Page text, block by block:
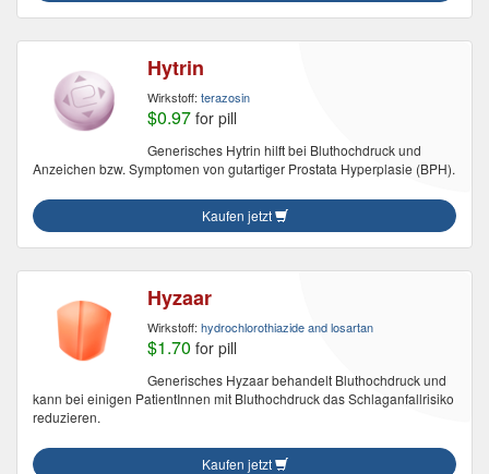
Hytrin
Wirkstoff: terazosin
$0.97 for pill
Generisches Hytrin hilft bei Bluthochdruck und
Anzeichen bzw. Symptomen von gutartiger Prostata Hyperplasie (BPH).
Kaufen jetzt
Hyzaar
Wirkstoff: hydrochlorothiazide and losartan
$1.70 for pill
Generisches Hyzaar behandelt Bluthochdruck und
kann bei einigen PatientInnen mit Bluthochdruck das Schlaganfallrisiko
reduzieren.
Kaufen jetzt